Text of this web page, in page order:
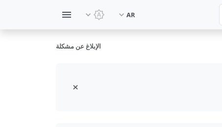
AR تبديل السمة: سمة النظام
الإبلاغ عن مشكلة